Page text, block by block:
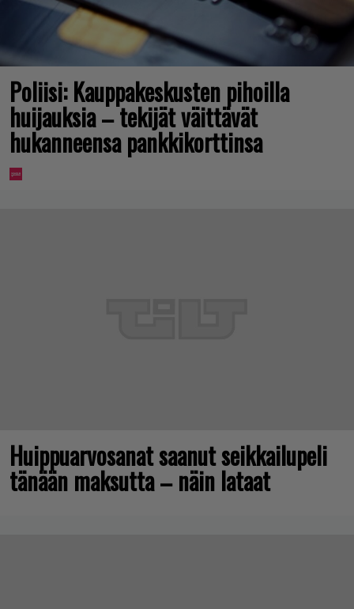
Poliisi: Kauppakeskusten pihoilla
huijauksia – tekijät väittävät
hukanneensa pankkikorttinsa
Huippuarvosanat saanut seikkailupeli
tänään maksutta – näin lataat